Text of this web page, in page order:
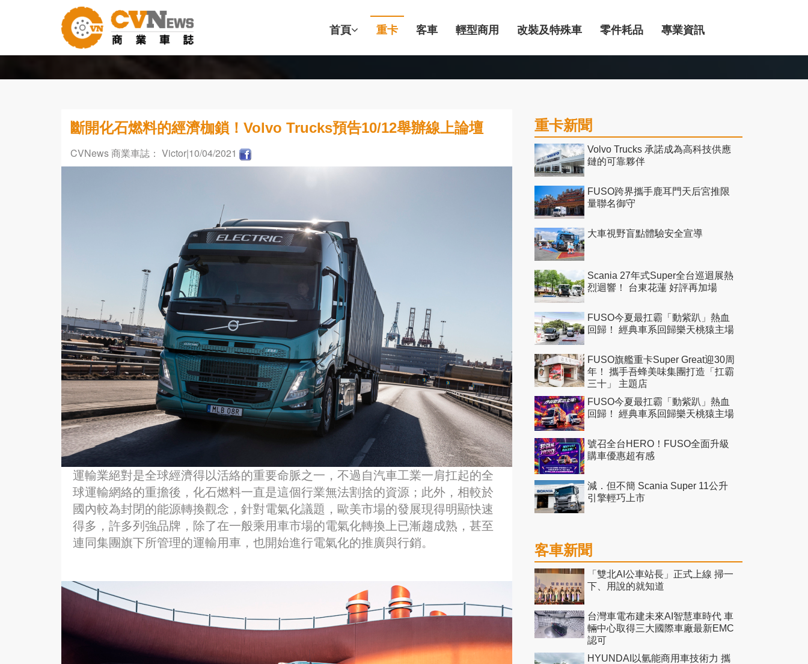
首頁 重卡 客車 輕型商用 改裝及特殊車 零件耗品 專業資訊
斷開化石燃料的經濟枷鎖！Volvo Trucks預告10/12舉辦線上論壇
CVNews 商業車誌： Victor|10/04/2021
運輸業絕對是全球經濟得以活絡的重要命脈之一，不過自汽車工業一肩扛起的全
球運輸網絡的重擔後，化石燃料一直是這個行業無法割捨的資源；此外，相較於
國內較為封閉的能源轉換觀念，針對電氣化議題，歐美市場的發展現得明顯快速
得多，許多列強品牌，除了在一般乘用車市場的電氣化轉換上已漸趨成熟，甚至
連同集團旗下所管理的運輸用車，也開始進行電氣化的推廣與行銷。
重卡新聞
Volvo Trucks 承諾成為高科技供應
鏈的可靠夥伴
FUSO跨界攜手鹿耳門天后宮推限
量聯名御守
大車視野盲點體驗安全宣導
Scania 27年式Super全台巡迴展熱
烈迴響！ 台東花蓮 好評再加場
FUSO今夏最扛霸「動紫趴」熱血
回歸！ 經典車系回歸樂天桃猿主場
FUSO旗艦重卡Super Great迎30周
年！ 攜手吾蜂美味集團打造「扛霸
三十」 主題店
FUSO今夏最扛霸「動紫趴」熱血
回歸！ 經典車系回歸樂天桃猿主場
號召全台HERO！FUSO全面升級
購車優惠超有感
減．但不簡 Scania Super 11公升
引擎輕巧上市
客車新聞
「雙北AI公車站長」正式上線 掃一
下、用說的就知道
台灣車電布建未來AI智慧車時代 車
輛中心取得三大國際車廠最新EMC
認可
HYUNDAI以氫能商用車技術力 攜